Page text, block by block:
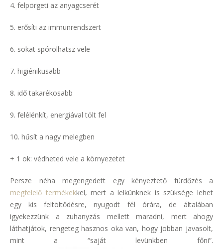
4. felpörgeti az anyagcserét
5. erősíti az immunrendszert
6. sokat spórolhatsz vele
7. higiénikusabb
8. idő takarékosabb
9. felélénkít, energiával tölt fel
10. hűsít a nagy melegben
+ 1 ok: védheted vele a környezetet
Persze néha megengedett egy kényeztető fürdőzés a
megfelelő termékekkel, mert a lelkünknek is szüksége lehet
egy kis feltöltődésre, nyugodt fél órára, de általában
igyekezzünk a zuhanyzás mellett maradni, mert ahogy
láthatjátok, rengeteg hasznos oka van, hogy jobban javasolt,
mint a “saját levünkben főni”.